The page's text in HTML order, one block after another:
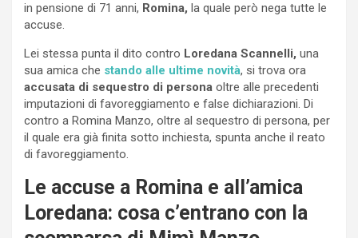
in pensione di 71 anni, Romina, la quale però nega tutte le
accuse.
Lei stessa punta il dito contro Loredana Scannelli, una
sua amica che stando alle ultime novità, si trova ora
accusata di sequestro di persona oltre alle precedenti
imputazioni di favoreggiamento e false dichiarazioni. Di
contro a Romina Manzo, oltre al sequestro di persona, per
il quale era già finita sotto inchiesta, spunta anche il reato
di favoreggiamento.
Le accuse a Romina e all’amica
Loredana: cosa c’entrano con la